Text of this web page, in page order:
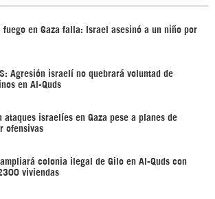
fuego en Gaza falla: Israel asesinó a un niño por
Agresión israelí no quebrará voluntad de
en Al-Quds
ataques israelíes en Gaza pese a planes de
ofensivas
ampliará colonia ilegal de Gilo en Al-Quds con
viviendas